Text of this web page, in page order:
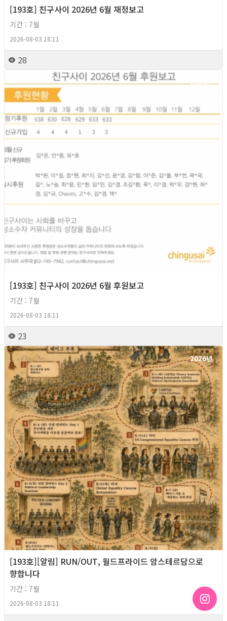
[193호] 친구사이 2026년 6월 재정보고
기간 : 7월
2026-08-03 18:11
28
2026년
[193호] 친구사이 2026년 6월 후원보고
기간 : 7월
2026-08-03 18:11
23
2026년
[193호][알림] RUN/OUT, 월드프라이드 암스테르담으로
향합니다
기간 : 7월
2026-08-03 18:11